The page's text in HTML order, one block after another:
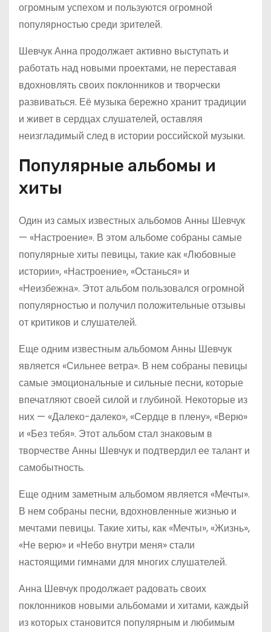
огромным успехом и пользуются огромной
популярностью среди зрителей.
Шевчук Анна продолжает активно выступать и
работать над новыми проектами, не переставая
вдохновлять своих поклонников и творчески
развиваться. Её музыка бережно хранит традиции
и живет в сердцах слушателей, оставляя
неизгладимый след в истории российской музыки.
Популярные альбомы и
хиты
Один из самых известных альбомов Анны Шевчук
— «Настроение». В этом альбоме собраны самые
популярные хиты певицы, такие как «Любовные
истории», «Настроение», «Останься» и
«Неизбежна». Этот альбом пользовался огромной
популярностью и получил положительные отзывы
от критиков и слушателей.
Еще одним известным альбомом Анны Шевчук
является «Сильнее ветра». В нем собраны певицы
самые эмоциональные и сильные песни, которые
впечатляют своей силой и глубиной. Некоторые из
них — «Далеко-далеко», «Сердце в плену», «Верю»
и «Без тебя». Этот альбом стал знаковым в
творчестве Анны Шевчук и подтвердил ее талант и
самобытность.
Еще одним заметным альбомом является «Мечты».
В нем собраны песни, вдохновленные жизнью и
мечтами певицы. Такие хиты, как «Мечты», «Жизнь»,
«Не верю» и «Небо внутри меня» стали
настоящими гимнами для многих слушателей.
Анна Шевчук продолжает радовать своих
поклонников новыми альбомами и хитами, каждый
из которых становится популярным и любимым